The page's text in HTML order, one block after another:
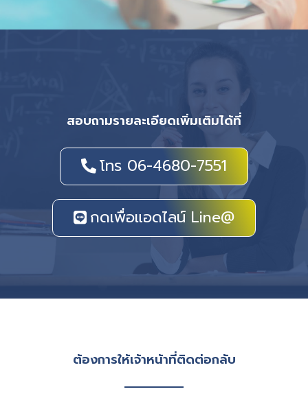
สอบถามรายละเอียดเพิ่มเติมได้ที่
โทร 06-4680-7551
กดเพื่อแอดไลน์ Line@
ต้องการให้เจ้าหน้าที่ติดต่อกลับ